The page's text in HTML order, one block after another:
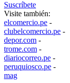
Suscríbete
Visite también:
elcomercio.pe -
clubelcomercio.pe -
depor.com -
trome.com -
diariocorreo.pe -
peruquiosco.pe -
mag